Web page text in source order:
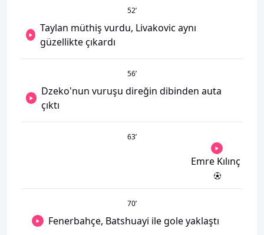
52’
Taylan müthiş vurdu, Livakovic aynı
güzellikte çıkardı
56’
Dzeko'nun vuruşu direğin dibinden auta
çıktı
63’
Emre Kılınç
70’
Fenerbahçe, Batshuayi ile gole yaklaştı